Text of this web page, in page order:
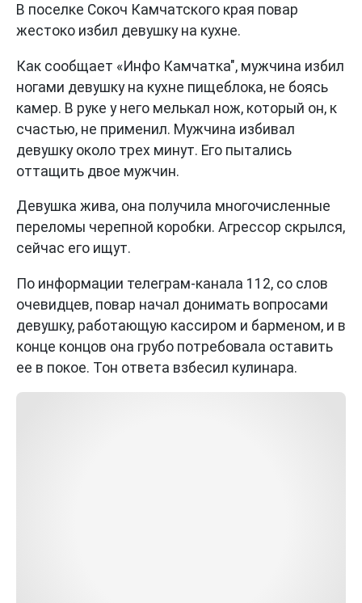
В поселке Сокоч Камчатского края повар
жестоко избил девушку на кухне.
Как сообщает «Инфо Камчатка", мужчина избил
ногами девушку на кухне пищеблока, не боясь
камер. В руке у него мелькал нож, который он, к
счастью, не применил. Мужчина избивал
девушку около трех минут. Его пытались
оттащить двое мужчин.
Девушка жива, она получила многочисленные
переломы черепной коробки. Агрессор скрылся,
сейчас его ищут.
По информации телеграм-канала 112, со слов
очевидцев, повар начал донимать вопросами
девушку, работающую кассиром и барменом, и в
конце концов она грубо потребовала оставить
ее в покое. Тон ответа взбесил кулинара.